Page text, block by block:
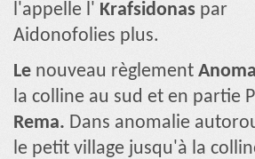
l'appelle l' Krafsidonas par
Aidonofolies plus.
Le nouveau règlement
la colline au sud et en partie
Rema. Dans anomalie
le petit village jusqu'à la